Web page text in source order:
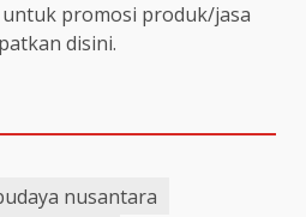
promosi produk/jasa
disini.
nusantara